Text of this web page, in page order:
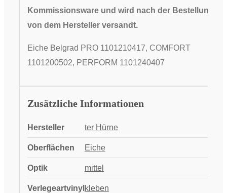
Kommissionsware und wird nach der Bestellung
von dem Hersteller versandt.
Eiche Belgrad PRO 1101210417, COMFORT
1101200502, PERFORM 1101240407
Zusätzliche Informationen
Hersteller ter Hürne
Oberflächen Eiche
Optik mittel
Verlegeartvinyl kleben